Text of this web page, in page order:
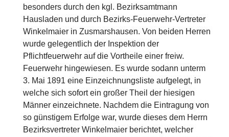
besonders durch den kgl. Bezirksamtmann
Hausladen und durch Bezirks-Feuerwehr-Vertreter
Winkelmaier in Zusmarshausen. Von beiden Herren
wurde gelegentlich der Inspektion der
Pflichtfeuerwehr auf die Vortheile einer freiw.
Feuerwehr hingewiesen. Es wurde sodann unterm
3. Mai 1891 eine Einzeichnungsliste aufgelegt, in
welche sich sofort ein großer Theil der hiesigen
Männer einzeichnete. Nachdem die Eintragung von
so günstigem Erfolge war, wurde dieses dem Herrn
Bezirksvertreter Winkelmaier berichtet, welcher